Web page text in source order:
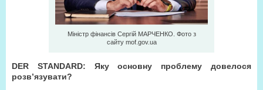
Міністр фінансів Сергій МАРЧЕНКО. Фото з
сайту mof.gov.ua
DER STANDARD: Яку основну проблему довелося
розв’язувати?